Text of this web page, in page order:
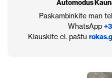
Automodus
Paskambinkite man
WhatsApp
Klauskite el. paštu